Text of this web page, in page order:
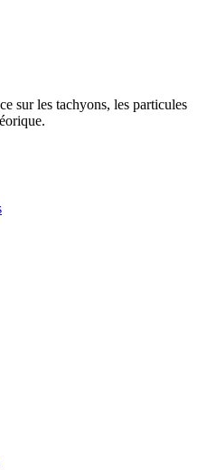
sur les tachyons, les particules